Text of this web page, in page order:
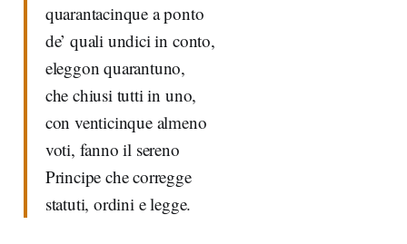
quarantacinque a ponto
de’ quali undici in conto,
eleggon quarantuno,
che chiusi tutti in uno,
con venticinque almeno
voti, fanno il sereno
Principe che corregge
statuti, ordini e legge.